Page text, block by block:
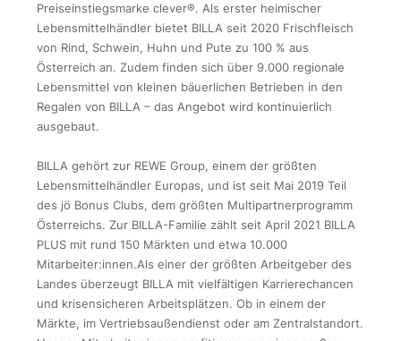
Preiseinstiegsmarke clever®. Als erster heimischer
Lebensmittelhändler bietet BILLA seit 2020 Frischfleisch
von Rind, Schwein, Huhn und Pute zu 100 % aus
Österreich an. Zudem finden sich über 9.000 regionale
Lebensmittel von kleinen bäuerlichen Betrieben in den
Regalen von BILLA – das Angebot wird kontinuierlich
ausgebaut.
BILLA gehört zur REWE Group, einem der größten
Lebensmittelhändler Europas, und ist seit Mai 2019 Teil
des jö Bonus Clubs, dem größten Multipartnerprogramm
Österreichs. Zur BILLA-Familie zählt seit April 2021 BILLA
PLUS mit rund 150 Märkten und etwa 10.000
Mitarbeiter:innen.Als einer der größten Arbeitgeber des
Landes überzeugt BILLA mit vielfältigen Karrierechancen
und krisensicheren Arbeitsplätzen. Ob in einem der
Märkte, im Vertriebsaußendienst oder am Zentralstandort.